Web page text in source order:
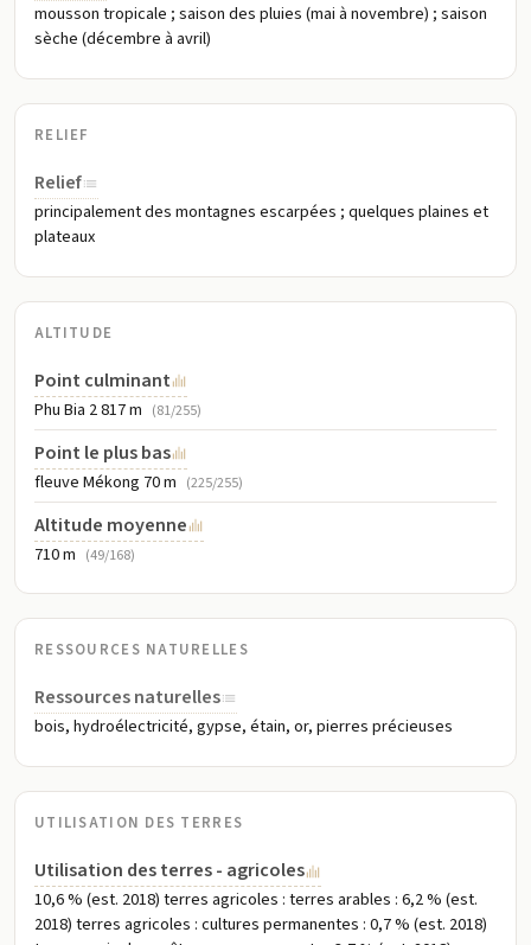
mousson tropicale ; saison des pluies (mai à novembre) ; saison
sèche (décembre à avril)
RELIEF
Relief
principalement des montagnes escarpées ; quelques plaines et
plateaux
ALTITUDE
Point culminant
Phu Bia 2 817 m (81/255)
Point le plus bas
fleuve Mékong 70 m (225/255)
Altitude moyenne
710 m (49/168)
RESSOURCES NATURELLES
Ressources naturelles
bois, hydroélectricité, gypse, étain, or, pierres précieuses
UTILISATION DES TERRES
Utilisation des terres - agricoles
10,6 % (est. 2018) terres agricoles : terres arables : 6,2 % (est.
2018) terres agricoles : cultures permanentes : 0,7 % (est. 2018)